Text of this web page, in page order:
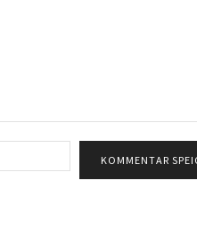
Mail:*